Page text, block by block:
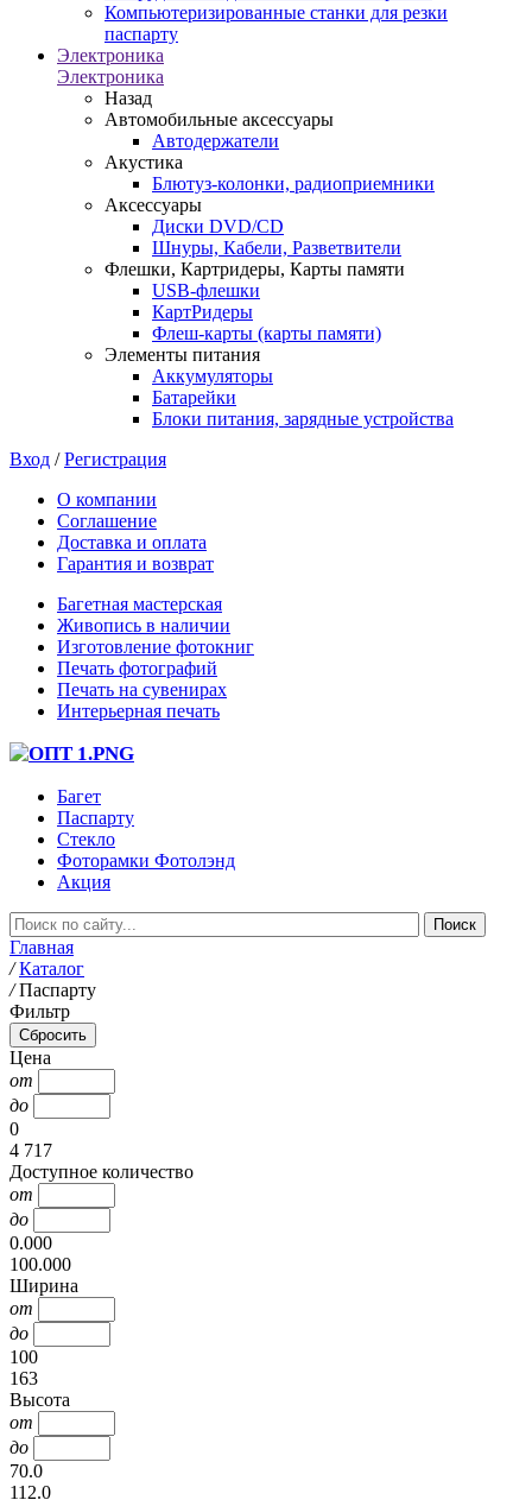
Компьютеризированные станки для резки
паспарту
Электроника
Электроника
Назад
Автомобильные аксессуары
Автодержатели
Акустика
Блютуз-колонки, радиоприемники
Аксессуары
Диски DVD/CD
Шнуры, Кабели, Разветвители
Флешки, Картридеры, Карты памяти
USB-флешки
КартРидеры
Флеш-карты (карты памяти)
Элементы питания
Аккумуляторы
Батарейки
Блоки питания, зарядные устройства
Вход /Регистрация
О компании
Соглашение
Доставка и оплата
Гарантия и возврат
Багетная мастерская
Живопись в наличии
Изготовление фотокниг
Печать фотографий
Печать на сувенирах
Интерьерная печать
Багет
Паспарту
Стекло
Фоторамки Фотолэнд
Акция
Главная
/ Каталог
/ Паспарту
Фильтр
Цена
от
до
0
4 717
Доступное количество
от
до
0.000
100.000
Ширина
от
до
100
163
Высота
от
до
70.0
112.0